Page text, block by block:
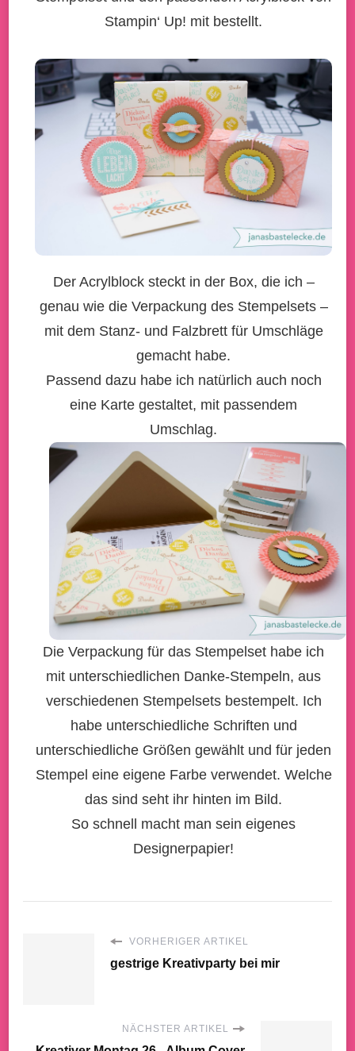
Stampin‘ Up! mit bestellt.
Der Acrylblock steckt in der Box, die ich –
genau wie die Verpackung des Stempelsets –
mit dem Stanz- und Falzbrett für Umschläge
gemacht habe.
Passend dazu habe ich natürlich auch noch
eine Karte gestaltet, mit passendem
Umschlag.
Die Verpackung für das Stempelset habe ich
mit unterschiedlichen Danke-Stempeln, aus
verschiedenen Stempelsets bestempelt. Ich
habe unterschiedliche Schriften und
unterschiedliche Größen gewählt und für jeden
Stempel eine eigene Farbe verwendet. Welche
das sind seht ihr hinten im Bild.
So schnell macht man sein eigenes
Designerpapier!
VORHERIGER ARTIKEL
gestrige Kreativparty bei mir
NÄCHSTER ARTIKEL